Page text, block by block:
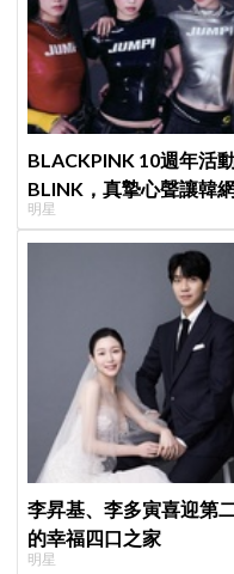
BLACKPINK 10週年活
BLINK，真摯心聲讓韓
明星
李昇基、李多寅喜迎第
的幸福四口之家
明星